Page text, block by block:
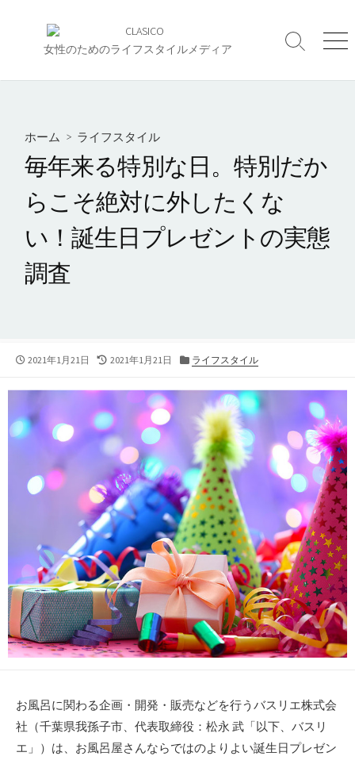
女性のためのライフスタイルメディア
検
メ
ホーム > ライフスタイル
毎年来る特別な日。特別だか
らこそ絶対に外したくな
い！誕生日プレゼントの実態
調査
公
日
2021年1月21日
最
更
日
2021年1月21日
カ
ゴ
ー
ライフスタイル
お風呂に関わる企画・開発・販売などを行うバスリエ株式会
社（千葉県我孫子市、代表取締役：松永 武「以下、バスリ
エ」）は、お風呂屋さんならではのよりよい誕生日プレゼン